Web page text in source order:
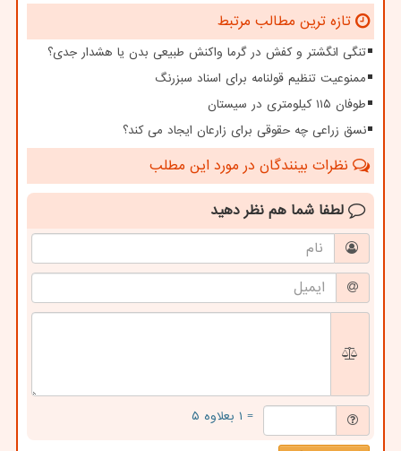
تازه ترین مطالب مرتبط
تنگی انگشتر و کفش در گرما واکنش طبیعی بدن یا هشدار جدی؟
ممنوعیت تنظیم قولنامه برای اسناد سبزرنگ
طوفان ۱۱۵ کیلومتری در سیستان
نسق زراعی چه حقوقی برای زارعان ایجاد می کند؟
نظرات بینندگان در مورد این مطلب
لطفا شما هم نظر دهید
= ۱ بعلاوه ۵